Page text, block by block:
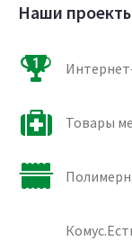
Наши
Товары